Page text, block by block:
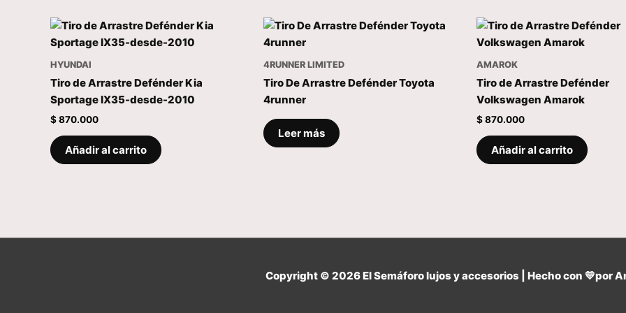
HYUNDAI
Tiro de Arrastre Defénder Kia
Sportage IX35-desde-2010
$870.000
Añadir al carrito
4RUNNER LIMITED
Tiro De Arrastre Defénder Toyota
4runner
Leer más
AMAROK
Tiro de Arrastre Defénder
Volkswagen Amarok
$870.000
Añadir al carrito
Copyright © 2026El Semáforo lujos y accesorios | Hecho con 💛por